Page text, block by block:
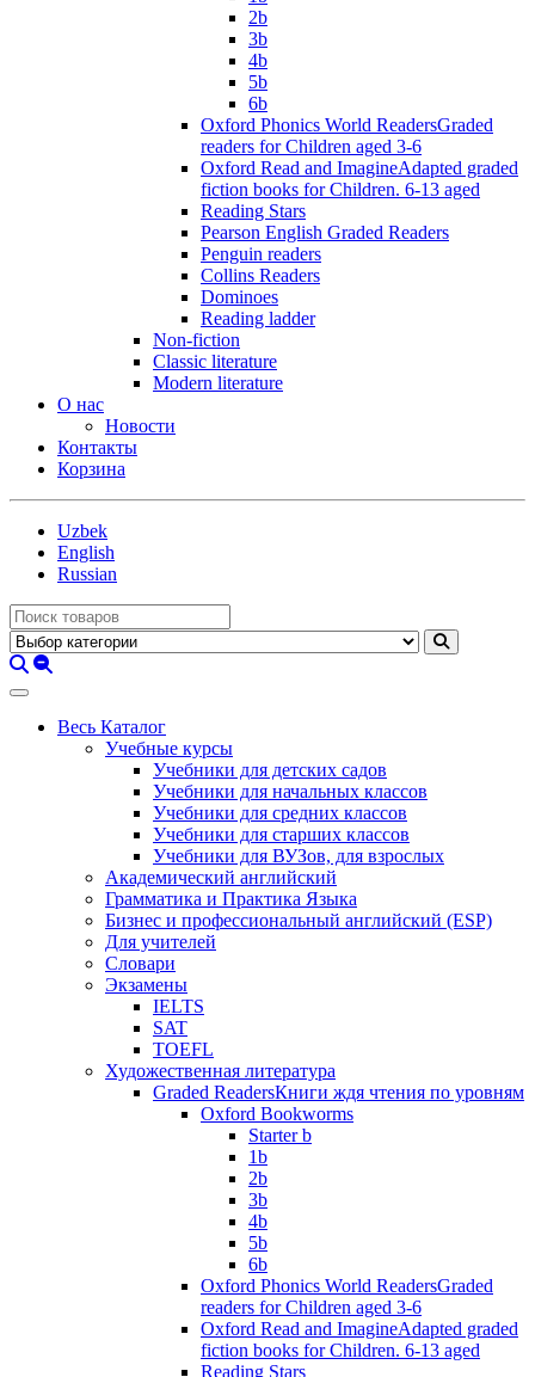
2b
3b
4b
5b
6b
Oxford Phonics World ReadersGraded
readers for Children aged 3-6
Oxford Read and ImagineAdapted graded
fiction books for Children. 6-13 aged
Reading Stars
Pearson English Graded Readers
Penguin readers
Collins Readers
Dominoes
Reading ladder
Non-fiction
Classic literature
Modern literature
О нас
Новости
Контакты
Корзина
Uzbek
English
Russian
Весь Каталог
Учебные курсы
Учебники для детских садов
Учебники для начальных классов
Учебники для средних классов
Учебники для старших классов
Учебники для ВУЗов, для взрослых
Академический английский
Грамматика и Практика Языка
Бизнес и профессиональный английский (ESP)
Для учителей
Словари
Экзамены
IELTS
SAT
TOEFL
Художественная литература
Graded ReadersКниги ждя чтения по уровням
Oxford Bookworms
Starter b
1b
2b
3b
4b
5b
6b
Oxford Phonics World ReadersGraded
readers for Children aged 3-6
Oxford Read and ImagineAdapted graded
fiction books for Children. 6-13 aged
Reading Stars